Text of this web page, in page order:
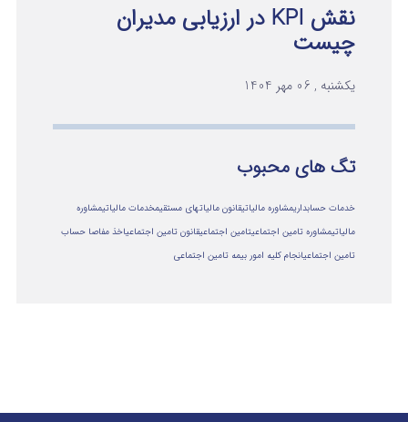
نقش KPI در ارزیابی مدیران
چیست
یکشنبه , 06 مهر 1404
تگ های محبوب
خدمات حسابداریمشاوره مالیاتیقانون مالیاتهای مستقیمخدمات مالیاتیمشاوره
مالياتيمشاوره تامین اجتماعیتامین اجتماعیقانون تامین اجتماعیاخذ مفاصا حساب
تامین اجتماعیانجام کلیه امور بیمه تامین اجتماعی